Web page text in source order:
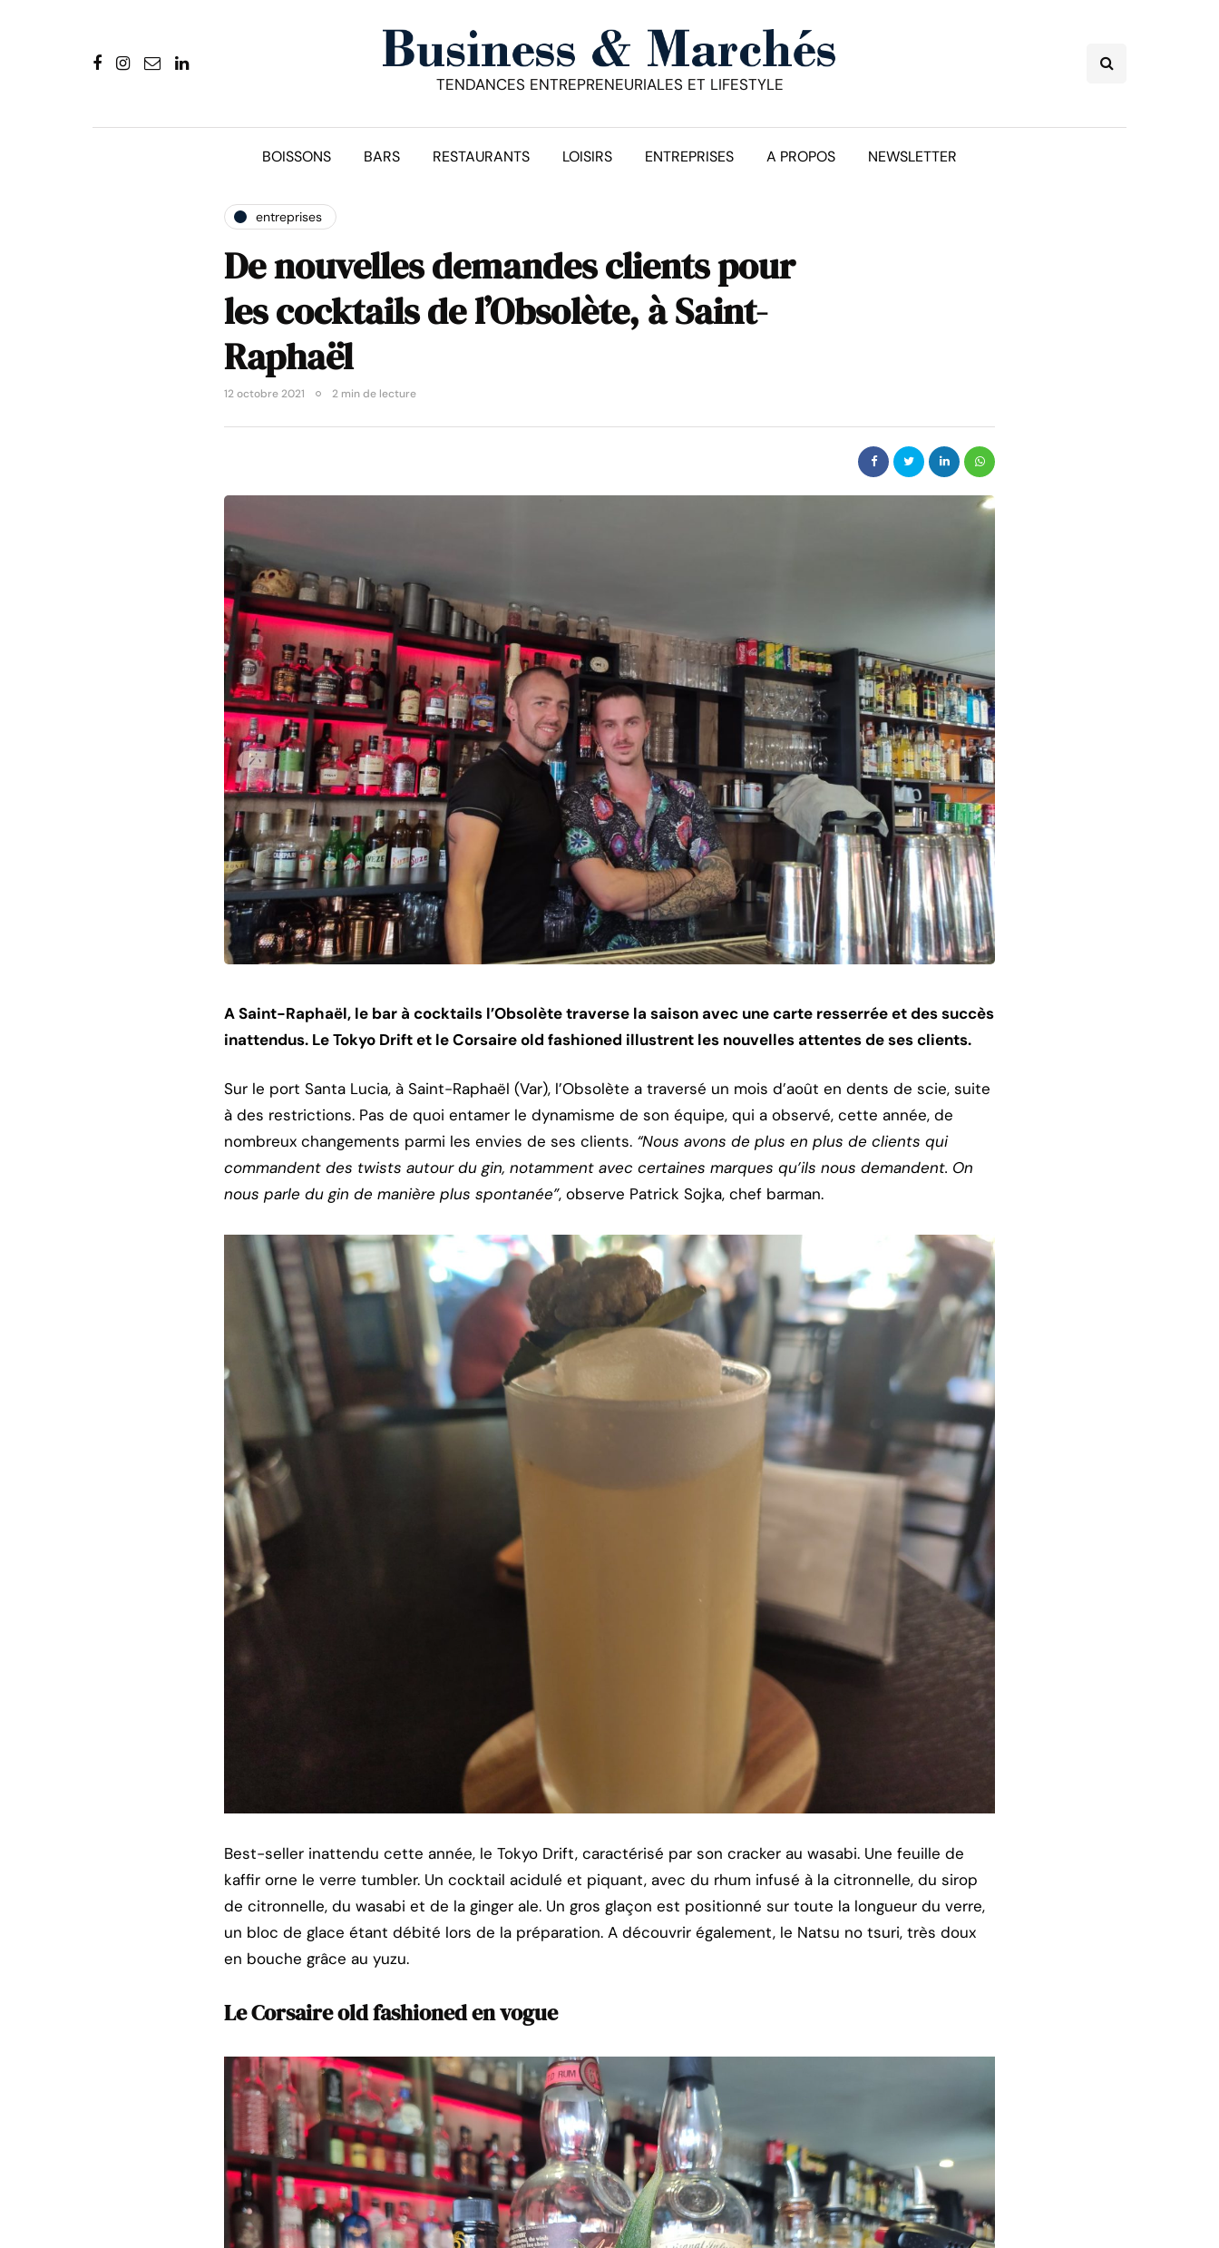
TENDANCES ENTREPRENEURIALES ET LIFESTYLE
BOISSONS BARS RESTAURANTS LOISIRS ENTREPRISES A PROPOS NEWSLETTER
entreprises
De nouvelles demandes clients pour
les cocktails de l’Obsolète, à Saint-
Raphaël
12 octobre 2021 2 min de lecture
A Saint-Raphaël, le bar à cocktails l’Obsolète traverse la saison avec une carte resserrée et des succès
inattendus. Le Tokyo Drift et le Corsaire old fashioned illustrent les nouvelles attentes de ses clients.
Sur le port Santa Lucia, à Saint-Raphaël (Var), l’Obsolète a traversé un mois d’août en dents de scie, suite
à des restrictions. Pas de quoi entamer le dynamisme de son équipe, qui a observé, cette année, de
nombreux changements parmi les envies de ses clients. “Nous avons de plus en plus de clients qui
commandent des twists autour du gin, notamment avec certaines marques qu’ils nous demandent. On
nous parle du gin de manière plus spontanée”, observe Patrick Sojka, chef barman.
Best-seller inattendu cette année, le Tokyo Drift, caractérisé par son cracker au wasabi. Une feuille de
kaffir orne le verre tumbler. Un cocktail acidulé et piquant, avec du rhum infusé à la citronnelle, du sirop
de citronnelle, du wasabi et de la ginger ale. Un gros glaçon est positionné sur toute la longueur du verre,
un bloc de glace étant débité lors de la préparation. A découvrir également, le Natsu no tsuri, très doux
en bouche grâce au yuzu.
Le Corsaire old fashioned en vogue